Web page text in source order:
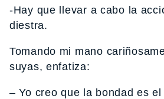
-Hay que llevar a cabo la
diestra.
Tomando mi mano
suyas, enfatiza:
– Yo creo que la bondad es